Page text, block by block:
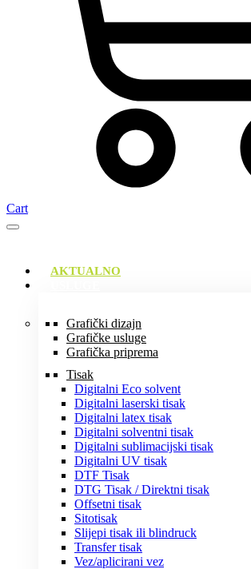
Cart
AKTUALNO
Grafički dizajn
Grafičke usluge
Grafička priprema
Tisak
Digitalni Eco solvent
Digitalni laserski tisak
Digitalni latex tisak
Digitalni solventni tisak
Digitalni sublimacijski tisak
Digitalni UV tisak
DTF Tisak
DTG Tisak / Direktni tisak
Offsetni tisak
Sitotisak
Slijepi tisak ili blindruck
Transfer tisak
Vez/aplicirani vez